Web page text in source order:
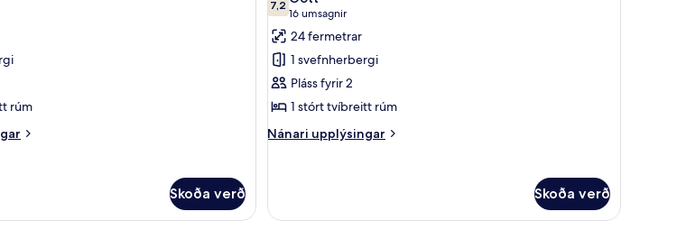
-
gott
aðgengi
baðker
(Mobility)
rúm
Skoða verð
myndir
fyrir
Deluxe-
herbergi
-
1
stórt
7,27,2 af 10
16 umsagnir
(16
umsagnir)
24 fermetrar
1 svefnherbergi
Pláss fyrir 2
1 stórt tvíbreitt rúm
Nánari upplýsingar
Nánari
-
Skoða verð